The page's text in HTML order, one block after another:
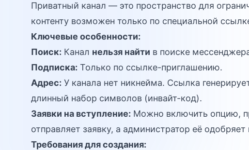
Приватный канал — это пространство для
контенту возможен только по специальной
Ключевые особенности:
Поиск: Канал нельзя найти в поиске
Подписка: Только по ссылке-приглашению.
Адрес: У канала нет никнейма. Ссылка
длинный набор символов (инвайт-код).
Заявки на вступление: Можно включить опцию,
отправляет заявку, а администратор её одобряет
Требования для создания: